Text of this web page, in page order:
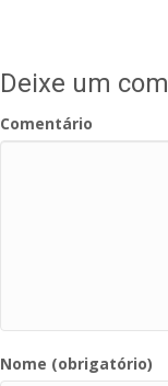
Deixe um
Comentário
Nome (obrigatório)